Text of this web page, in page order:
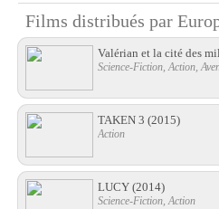
Films distribués par
Valérian et la cité des
Science-Fiction, Action,
TAKEN 3 (2015)
Action
LUCY (2014)
Science-Fiction, Action